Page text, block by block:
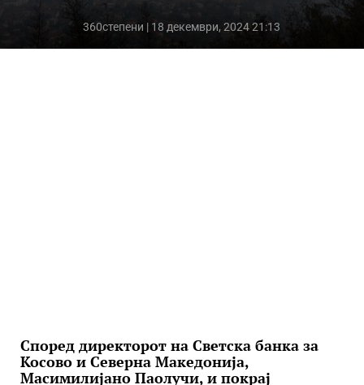
360степени | 18 декември, 2024 21:13
Според директорот на Светска банка за
Косово и Северна Македонија,
Масимилијано Паолучи, и покрај